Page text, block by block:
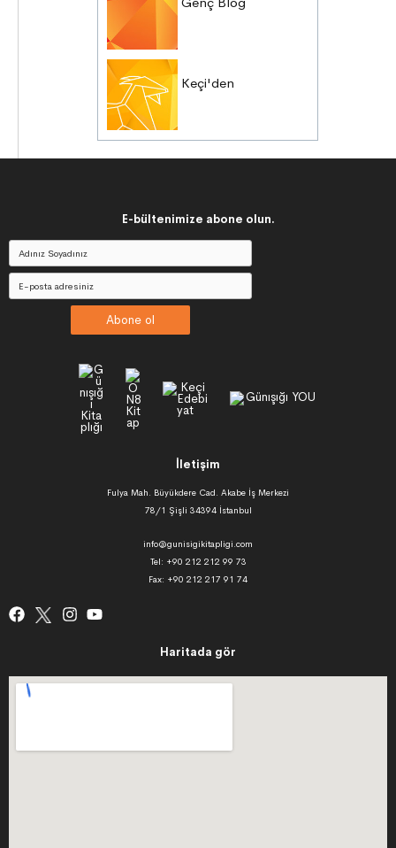
Keçi'den
E-bültenimize abone olun.
Abone ol
İletişim
Fulya Mah. Büyükdere Cad. Akabe İş Merkezi
78/1 Şişli 34394 İstanbul
info@gunisigikitapligi.com
Tel: +90 212 212 99 73
Fax: +90 212 217 91 74
Haritada gör